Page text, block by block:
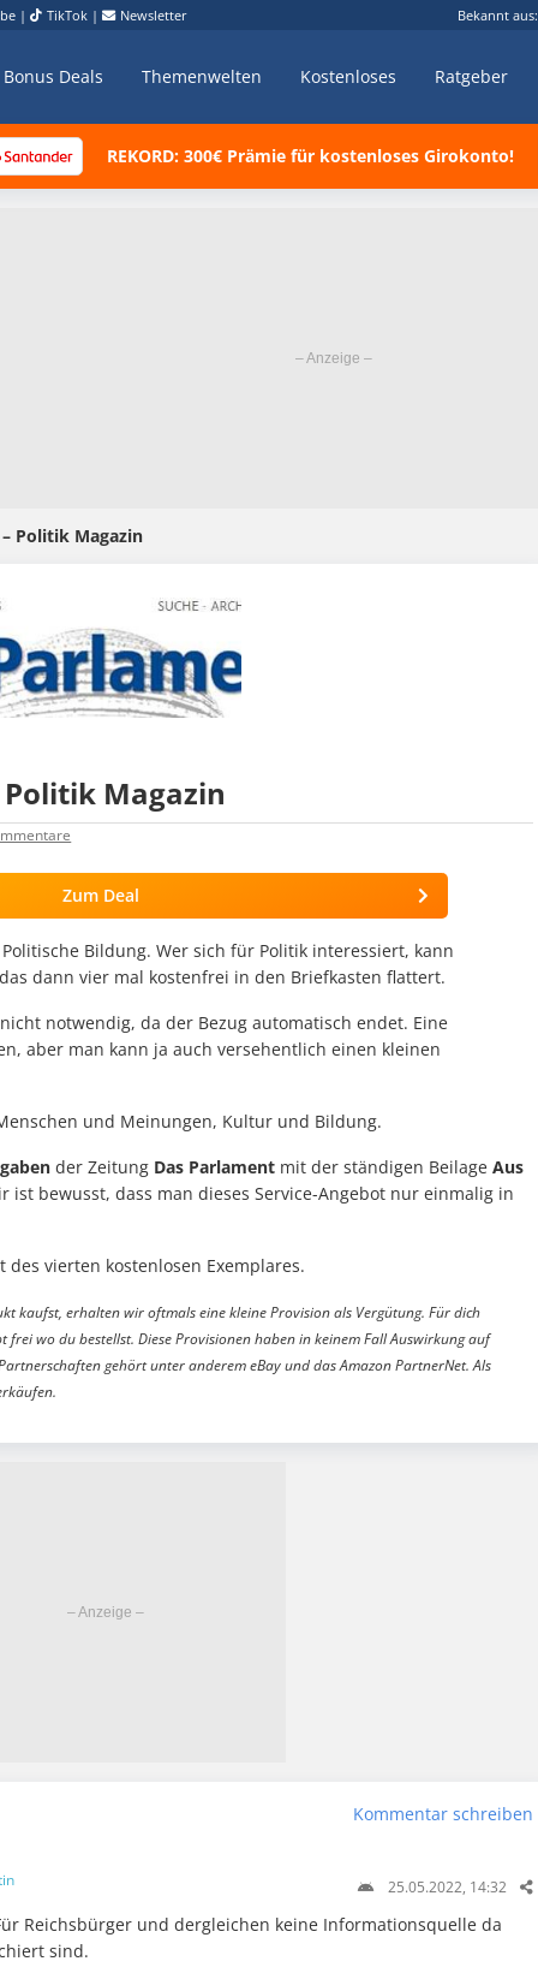
| TikTok | Newsletter Bekannt aus:
Bonus Deals Themenwelten Kostenloses Ratgeber
REKORD: 300€ Prämie für kostenloses Girokonto!
Politik Magazin
Magazin
Zum Deal
Bildung. Wer sich für Politik interessiert, kann
dann vier mal kostenfrei in den Briefkasten flattert.
notwendig, da der Bezug automatisch endet. Eine
aber man kann ja auch versehentlich einen kleinen
und Meinungen, Kultur und Bildung.
der Zeitung Das Parlament mit der ständigen Beilage Aus
ist bewusst, dass man dieses Service-Angebot nur einmalig in
vierten kostenlosen Exemplares.
kaufst, erhalten wir oftmals eine kleine Provision als Vergütung. Für dich
wo du bestellst. Diese Provisionen haben in keinem Fall Auswirkung auf
gehört unter anderem eBay und das Amazon PartnerNet. Als
Kommentar schreiben
25.05.2022, 14:32
Reichsbürger und dergleichen keine Informationsquelle da
sind.